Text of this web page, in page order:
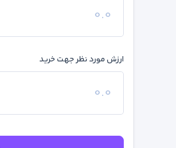
ارزش مورد نظر جهت خرید